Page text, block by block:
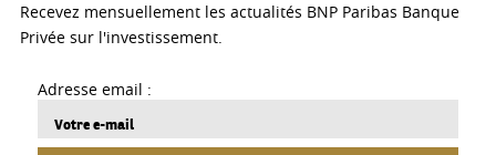
Recevez mensuellement les actualités BNP Paribas Banque
Privée sur l'investissement.
Adresse email :